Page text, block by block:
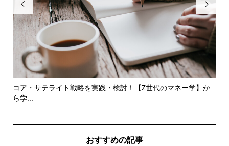

コア・サテライト戦略を実践・検討！【Z世代のマネー学】か
ら学...

おすすめの記事